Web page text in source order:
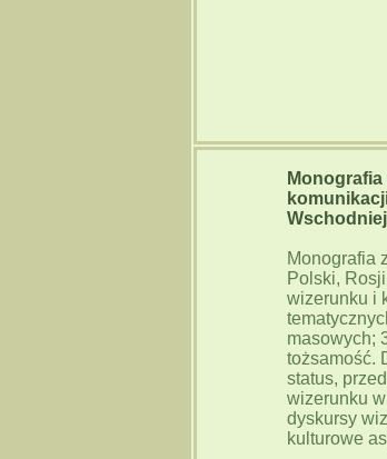
Monografia
Polski,
wizerunku i
masowych;
tożsamość.
status,
wizerunku
dyskursy
kulturowe